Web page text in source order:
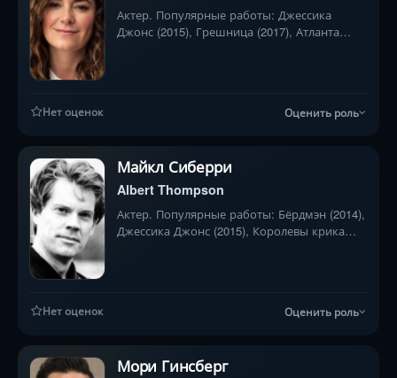
Актер. Популярные работы: Джессика
Джонс (2015), Грешница (2017), Атланта
Нет оценок Оценить роль
Майкл Сиберри
Albert Thompson
Актер. Популярные работы: Бёрдмэн (2014),
Джессика Джонс (2015), Королевы крика
Нет оценок Оценить роль
Мори Гинсберг